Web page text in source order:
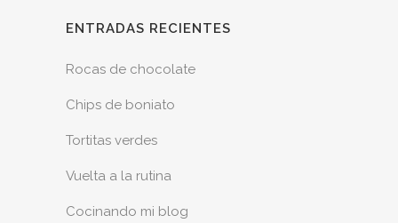
ENTRADAS RECIENTES
Rocas de chocolate
Chips de boniato
Tortitas verdes
Vuelta a la rutina
Cocinando mi blog